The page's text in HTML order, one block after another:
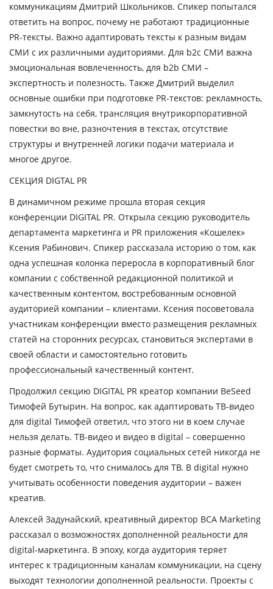
коммуникациям Дмитрий Школьников. Спикер попытался
ответить на вопрос, почему не работают традиционные
PR-тексты. Важно адаптировать тексты к разным видам
СМИ с их различными аудиториями. Для b2c СМИ важна
эмоциональная вовлеченность, для b2b СМИ –
экспертность и полезность. Также Дмитрий выделил
основные ошибки при подготовке PR-текстов: рекламность,
замкнутость на себя, трансляция внутрикорпоративной
повестки во вне, разночтения в текстах, отсутствие
структуры и внутренней логики подачи материала и
многое другое.
СЕКЦИЯ DIGTAL PR
В динамичном режиме прошла вторая секция
конференции DIGITAL PR. Открыла секцию руководитель
департамента маркетинга и PR приложения «Кошелек»
Ксения Рабинович. Спикер рассказала историю о том, как
одна успешная колонка переросла в корпоративный блог
компании с собственной редакционной политикой и
качественным контентом, востребованным основной
аудиторией компании – клиентами. Ксения посоветовала
участникам конференции вместо размещения рекламных
статей на сторонних ресурсах, становиться экспертами в
своей области и самостоятельно готовить
профессиональный качественный контент.
Продолжил секцию DIGITAL PR креатор компании BeSeed
Тимофей Бутырин. На вопрос, как адаптировать ТВ-видео
для digital Тимофей ответил, что этого ни в коем случае
нельзя делать. ТВ-видео и видео в digital – совершенно
разные форматы. Аудитория социальных сетей никогда не
будет смотреть то, что снималось для ТВ. В digital нужно
учитывать особенности поведения аудитории – важен
креатив.
Алексей Задунайский, креативный директор BCA Marketing
рассказал о возможностях дополненной реальности для
digital-маркетинга. В эпоху, когда аудитория теряет
интерес к традиционным каналам коммуникации, на сцену
выходят технологии дополненной реальности. Проекты с